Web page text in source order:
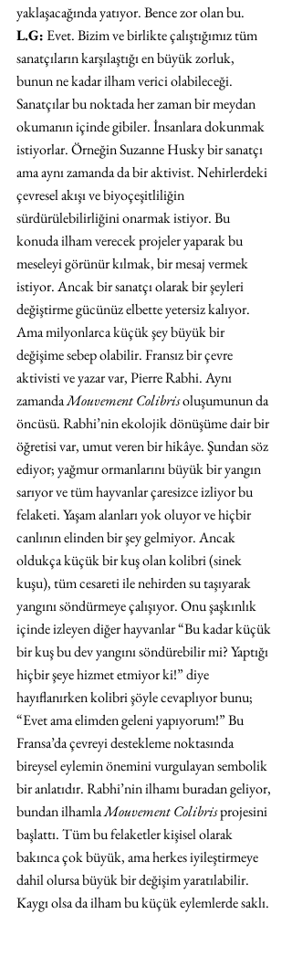
yaklaşacağında yatıyor. Bence zor olan bu.
L.G: Evet. Bizim ve birlikte çalıştığımız tüm
sanatçıların karşılaştığı en büyük zorluk,
bunun ne kadar ilham verici olabileceği.
Sanatçılar bu noktada her zaman bir meydan
okumanın içinde gibiler. İnsanlara dokunmak
istiyorlar. Örneğin Suzanne Husky bir sanatçı
ama aynı zamanda da bir aktivist. Nehirlerdeki
çevresel akışı ve biyoçeşitliliğin
sürdürülebilirliğini onarmak istiyor. Bu
konuda ilham verecek projeler yaparak bu
meseleyi görünür kılmak, bir mesaj vermek
istiyor. Ancak bir sanatçı olarak bir şeyleri
değiştirme gücünüz elbette yetersiz kalıyor.
Ama milyonlarca küçük şey büyük bir
değişime sebep olabilir. Fransız bir çevre
aktivisti ve yazar var, Pierre Rabhi. Aynı
zamanda Mouvement Colibris oluşumunun da
öncüsü. Rabhi’nin ekolojik dönüşüme dair bir
öğretisi var, umut veren bir hikâye. Şundan söz
ediyor; yağmur ormanlarını büyük bir yangın
sarıyor ve tüm hayvanlar çaresizce izliyor bu
felaketi. Yaşam alanları yok oluyor ve hiçbir
canlının elinden bir şey gelmiyor. Ancak
oldukça küçük bir kuş olan kolibri (sinek
kuşu), tüm cesareti ile nehirden su taşıyarak
yangını söndürmeye çalışıyor. Onu şaşkınlık
içinde izleyen diğer hayvanlar “Bu kadar küçük
bir kuş bu dev yangını söndürebilir mi? Yaptığı
hiçbir şeye hizmet etmiyor ki!” diye
hayıflanırken kolibri şöyle cevaplıyor bunu;
“Evet ama elimden geleni yapıyorum!” Bu
Fransa’da çevreyi destekleme noktasında
bireysel eylemin önemini vurgulayan sembolik
bir anlatıdır. Rabhi’nin ilhamı buradan geliyor,
bundan ilhamla Mouvement Colibris projesini
başlattı. Tüm bu felaketler kişisel olarak
bakınca çok büyük, ama herkes iyileştirmeye
dahil olursa büyük bir değişim yaratılabilir.
Kaygı olsa da ilham bu küçük eylemlerde saklı.